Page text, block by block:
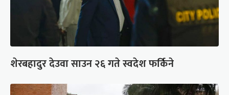
शेरबहादुर देउवा साउन २६ गते स्वदेश फर्किने